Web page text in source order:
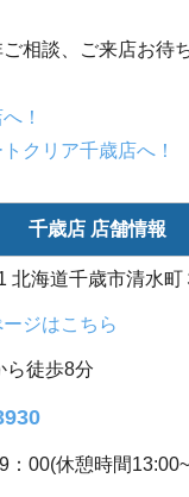
相談、ご来店お待
！
クリア千歳店へ！
千歳店 店舗情報
北海道千歳市清水
ジはこちら
ら徒歩8分
：00(休憩時間